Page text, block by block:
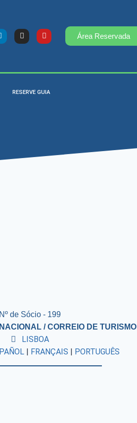
Área Reservada
RESERVE GUIA
Nº de Sócio - 199
/ CORREIO DE TURISMO
LISBOA
| FRANÇAIS PORTUGUÊS